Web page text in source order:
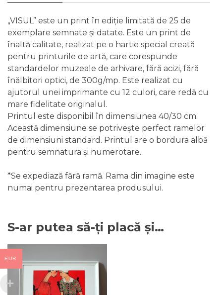
limitată
„VISUL” este un print în ediție limitată de 25 de
exemplare semnate și datate. Este un print de
înaltă calitate, realizat pe o hartie special creată
pentru printurile de artă, care corespunde
standardelor muzeale de arhivare, fără acizi, fără
înălbitori optici, de 300g/mp. Este realizat cu
ajutorul unei imprimante cu 12 culori, care redă cu
mare fidelitate originalul.
Printul este disponibil în dimensiunea 40/30 cm.
Această dimensiune se potrivește perfect ramelor
de dimensiuni standard. Printul are o bordura albă
pentru semnatura și numerotare.
*Se expediază fără ramă. Rama din imagine este
numai pentru prezentarea produsului.
S-ar putea să-ți placă și…
EUR